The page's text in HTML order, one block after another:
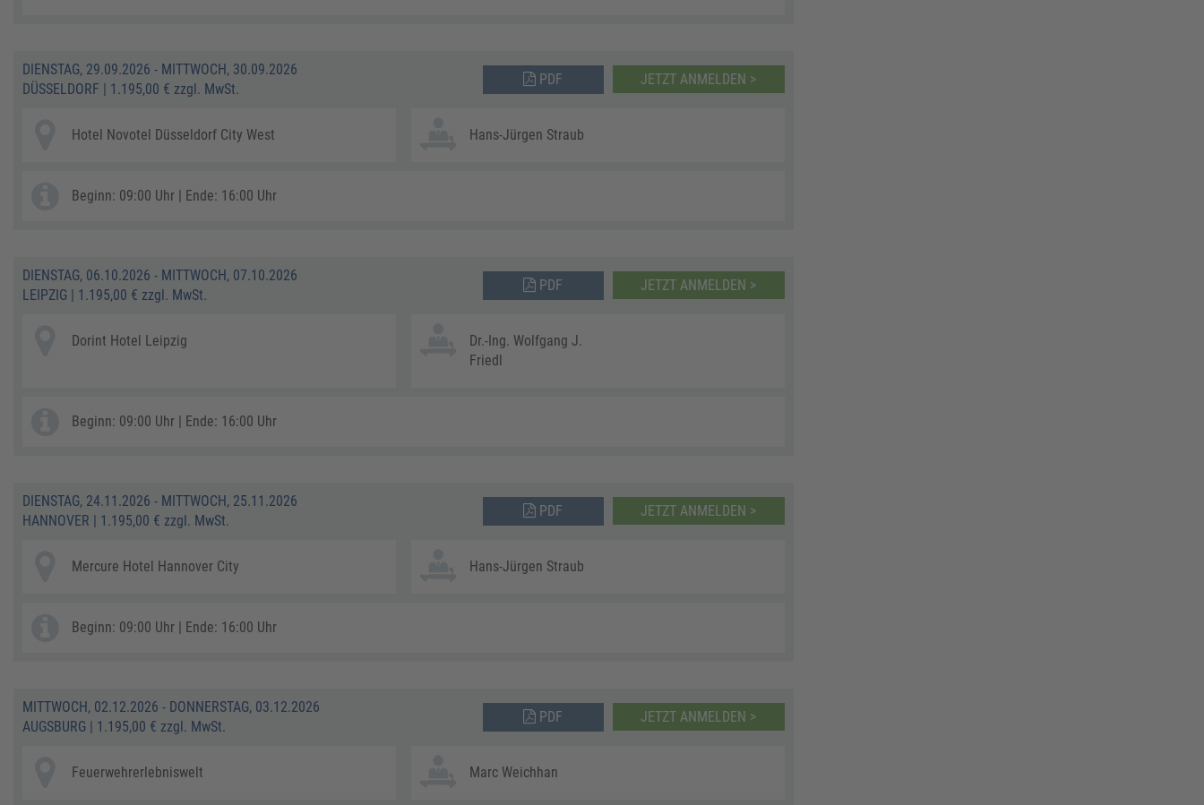
DIENSTAG, 29.09.2026 - MITTWOCH, 30.09.2026
DÜSSELDORF | 1.195,00 € zzgl. MwSt.
PDF JETZT ANMELDEN >
Hotel Novotel Düsseldorf City West Hans-Jürgen Straub
Beginn: 09:00 Uhr | Ende: 16:00 Uhr
DIENSTAG, 06.10.2026 - MITTWOCH, 07.10.2026
LEIPZIG | 1.195,00 € zzgl. MwSt.
PDF JETZT ANMELDEN >
Dorint Hotel Leipzig
Dr.-Ing. Wolfgang J.
Friedl
Beginn: 09:00 Uhr | Ende: 16:00 Uhr
DIENSTAG, 24.11.2026 - MITTWOCH, 25.11.2026
HANNOVER | 1.195,00 € zzgl. MwSt.
PDF JETZT ANMELDEN >
Mercure Hotel Hannover City Hans-Jürgen Straub
Beginn: 09:00 Uhr | Ende: 16:00 Uhr
MITTWOCH, 02.12.2026 - DONNERSTAG, 03.12.2026
AUGSBURG | 1.195,00 € zzgl. MwSt.
PDF JETZT ANMELDEN >
Feuerwehrerlebniswelt Marc Weichhan